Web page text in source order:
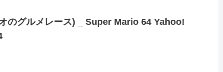
のグルメレース) _ Super Mario 64 Yahoo!